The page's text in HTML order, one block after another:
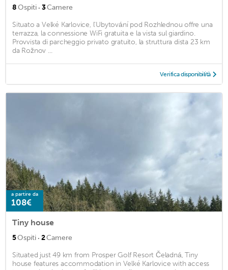
8Ospiti · 3Camere
Situato a Velké Karlovice, l'Ubytování pod Rozhlednou offre una
terrazza, la connessione WiFi gratuita e la vista sul giardino.
Provvista di parcheggio privato gratuito, la struttura dista 23 km
da Rožnov ...
Verifica disponibilità
a partire da
108€
Tiny house
5Ospiti · 2Camere
Situated just 49 km from Prosper Golf Resort Čeladná, Tiny
house features accommodation in Velké Karlovice with access